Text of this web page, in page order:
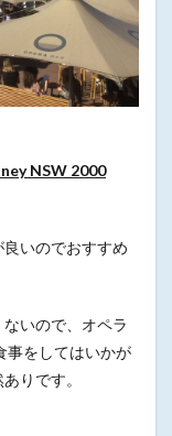
NSW 2000
いのでおすすめ
いので、オペラ
事をしてはいかが
りです。